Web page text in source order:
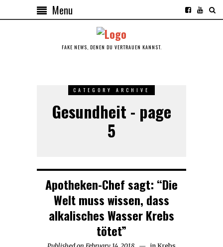
Menu
FAKE NEWS, DENEN DU VERTRAUEN KANNST.
CATEGORY ARCHIVE
Gesundheit - page
5
Apotheken-Chef sagt: “Die
Welt muss wissen, dass
alkalisches Wasser Krebs
tötet”